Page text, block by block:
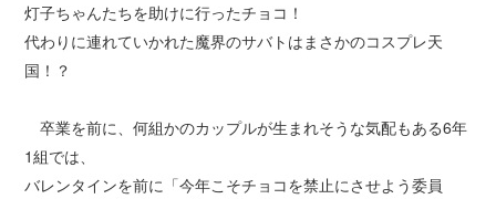
灯子ちゃんたちを助けに行ったチョコ！
代わりに連れていかれた魔界のサバトはまさかのコスプレ天
国！？
卒業を前に、何組かのカップルが生まれそうな気配もある6年
1組では、
バレンタインを前に「今年こそチョコを禁止にさせよう委員